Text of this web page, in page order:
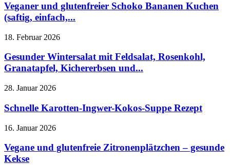
Veganer und glutenfreier Schoko Bananen Kuchen
(saftig, einfach,...
18. Februar 2026
Gesunder Wintersalat mit Feldsalat, Rosenkohl,
Granatapfel, Kichererbsen und...
28. Januar 2026
Schnelle Karotten-Ingwer-Kokos-Suppe Rezept
16. Januar 2026
Vegane und glutenfreie Zitronenplätzchen – gesunde
Kekse